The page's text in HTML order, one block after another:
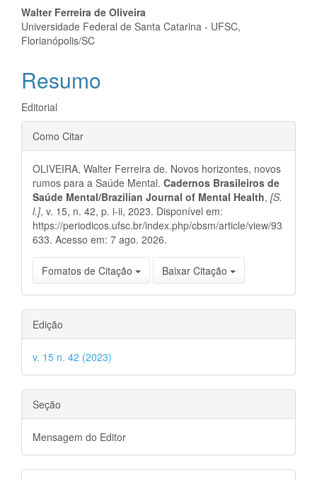
Conteúdo
do
artigo
principal
Walter Ferreira de Oliveira
Universidade Federal de Santa Catarina - UFSC,
Florianópolis/SC
Resumo
Editorial
Detalhes
do
artigo
Como Citar
OLIVEIRA, Walter Ferreira de. Novos horizontes, novos
rumos para a Saúde Mental. Cadernos Brasileiros de
Saúde Mental/Brazilian Journal of Mental Health, [S.
l.], v. 15, n. 42, p. i-ii, 2023. Disponível em:
https://periodicos.ufsc.br/index.php/cbsm/article/view/93
633. Acesso em: 7 ago. 2026.
Fomatos de Citação Baixar Citação
Edição
v. 15 n. 42 (2023)
Seção
Mensagem do Editor